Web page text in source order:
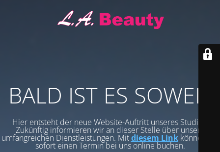
BALD IST ES SOWEIT
Hier entsteht der neue Website-Auftritt unseres Studios.
Zukünftig informieren wir an dieser Stelle über unsere
umfangreichen Dienstleistungen. Mitdiesem Linkkönnen Sie
sofort einen Termin bei uns online buchen.